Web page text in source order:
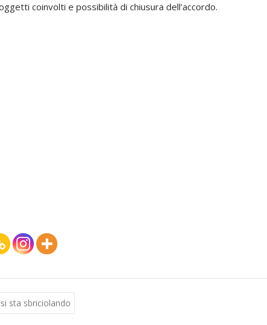
coinvolti e possibilità di chiusura dell’accordo.
sta sbriciolando